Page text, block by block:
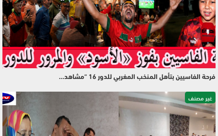
فرحة الفاسيين بتأهل المنخب المغربي للدور 16 “مشاهد…
غير مصنف